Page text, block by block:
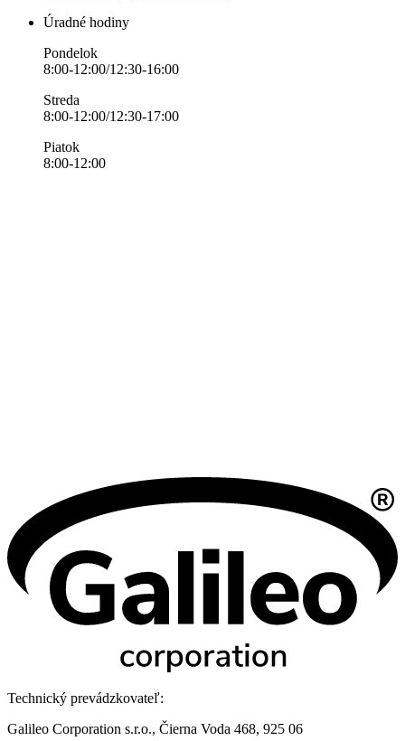
Úradné hodiny
Pondelok
8:00-12:00/12:30-16:00
Streda
8:00-12:00/12:30-17:00
Piatok
8:00-12:00
Technický prevádzkovateľ:
Galileo Corporation s.r.o., Čierna Voda 468, 925 06